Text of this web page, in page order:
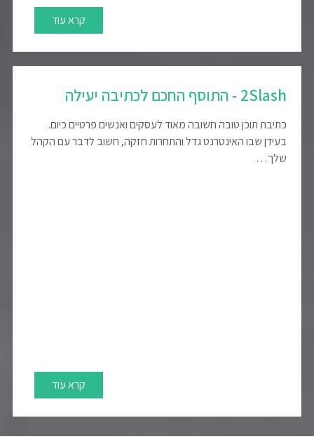
קרא עוד
2Slash - התוסף החכם לכתיבה יעילה
כתיבת תוכן טובה חשובה מאוד לעסקים ואנשים פרטיים כיום.
בעידן שבו האינטרנט גדל והתחרות חזקה, חשוב לדבר עם הקהל
שלך…
קרא עוד